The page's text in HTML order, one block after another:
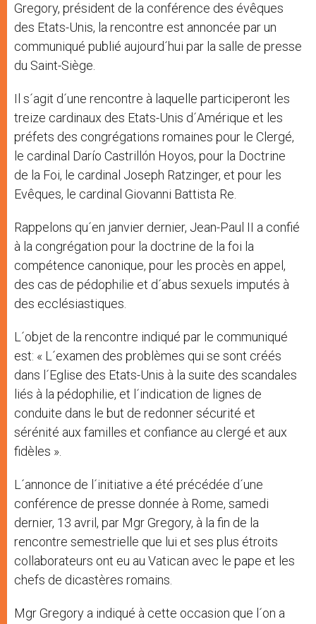
Gregory, président de la conférence des évêques
des Etats-Unis, la rencontre est annoncée par un
communiqué publié aujourd´hui par la salle de presse
du Saint-Siège.
Il s´agit d´une rencontre à laquelle participeront les
treize cardinaux des Etats-Unis d´Amérique et les
préfets des congrégations romaines pour le Clergé,
le cardinal Darío Castrillón Hoyos, pour la Doctrine
de la Foi, le cardinal Joseph Ratzinger, et pour les
Evêques, le cardinal Giovanni Battista Re.
Rappelons qu´en janvier dernier, Jean-Paul II a confié
à la congrégation pour la doctrine de la foi la
compétence canonique, pour les procès en appel,
des cas de pédophilie et d´abus sexuels imputés à
des ecclésiastiques.
L´objet de la rencontre indiqué par le communiqué
est: « L´examen des problèmes qui se sont créés
dans l´Eglise des Etats-Unis à la suite des scandales
liés à la pédophilie, et l´indication de lignes de
conduite dans le but de redonner sécurité et
sérénité aux familles et confiance au clergé et aux
fidèles ».
L´annonce de l´initiative a été précédée d´une
conférence de presse donnée à Rome, samedi
dernier, 13 avril, par Mgr Gregory, à la fin de la
rencontre semestrielle que lui et ses plus étroits
collaborateurs ont eu au Vatican avec le pape et les
chefs de dicastères romains.
Mgr Gregory a indiqué à cette occasion que l´on a